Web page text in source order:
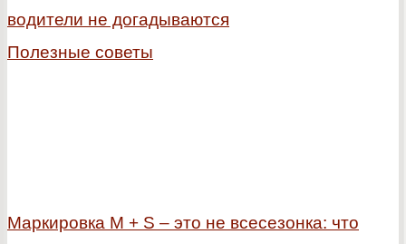
водители не догадываются
Полезные советы
Маркировка M + S – это не всесезонка: что